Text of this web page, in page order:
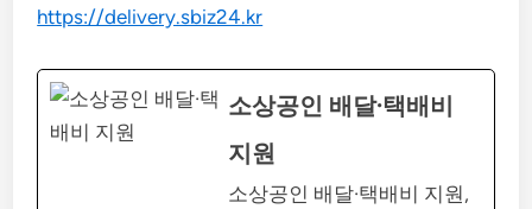
https://delivery.sbiz24.kr
소상공인 배달·택배비
지원
소상공인 배달·택배비 지원,